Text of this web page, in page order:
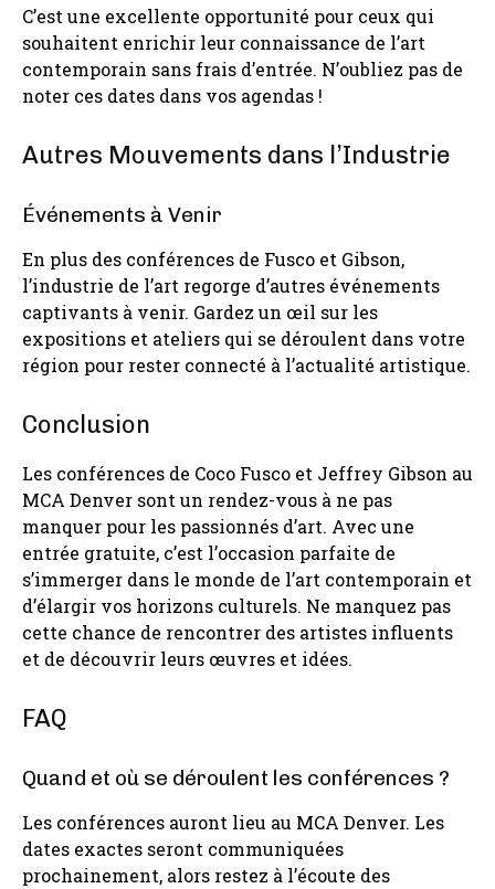
C’est une excellente opportunité pour ceux qui
souhaitent enrichir leur connaissance de l’art
contemporain sans frais d’entrée. N’oubliez pas de
noter ces dates dans vos agendas !
Autres Mouvements dans l’Industrie
Événements à Venir
En plus des conférences de Fusco et Gibson,
l’industrie de l’art regorge d’autres événements
captivants à venir. Gardez un œil sur les
expositions et ateliers qui se déroulent dans votre
région pour rester connecté à l’actualité artistique.
Conclusion
Les conférences de Coco Fusco et Jeffrey Gibson au
MCA Denver sont un rendez-vous à ne pas
manquer pour les passionnés d’art. Avec une
entrée gratuite, c’est l’occasion parfaite de
s’immerger dans le monde de l’art contemporain et
d’élargir vos horizons culturels. Ne manquez pas
cette chance de rencontrer des artistes influents
et de découvrir leurs œuvres et idées.
FAQ
Quand et où se déroulent les conférences ?
Les conférences auront lieu au MCA Denver. Les
dates exactes seront communiquées
prochainement, alors restez à l’écoute des